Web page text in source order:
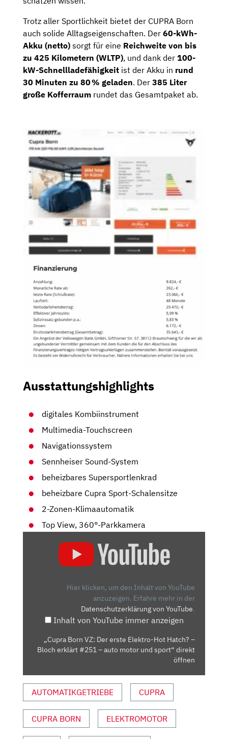
Trotz aller Sportlichkeit bietet der CUPRA Born
auch solide Alltagseigenschaften. Der 60-kWh-
Akku (netto) sorgt für eine Reichweite von bis
zu 425 Kilometern (WLTP), und dank der 100-
kW-Schnellladefähigkeit ist der Akku in rund
30 Minuten zu 80 % geladen. Der 385 Liter
große Kofferraum rundet das Gesamtpaket ab.
Ausstattungshighlights
digitales Kombiinstrument
Multimedia-Touchscreen
Navigationssystem
Sennheiser Sound-System
beheizbares Supersportlenkrad
beheizbare Cupra Sport-Schalensitze
2-Zonen-Klimaautomatik
Top View, 360°-Parkkamera
HATCH?
BLOCH
–
AUTO
MOTOR
UND
Hier klicken, um den Inhalt von YouTube
anzuzeigen. Erfahre mehr in der
Datenschutzerklärung von YouTube.
Inhalt von YouTube immer anzeigen
„Cupra Born VZ: Der erste Elektro-Hot Hatch? –
Bloch erklärt #251 – auto motor und sport“ direkt
öffnen
AUTOMATIKGETRIEBE CUPRA
CUPRA BORN ELEKTROMOTOR